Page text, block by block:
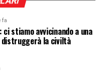
fa
stiamo avvicinando a una
la civiltà